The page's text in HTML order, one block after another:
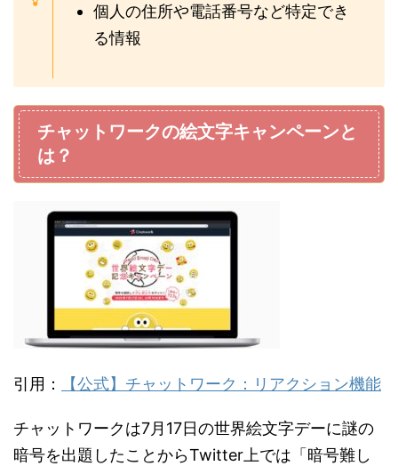
個人の住所や電話番号など特定でき
る情報
チャットワークの絵文字キャンペーンと
は？
引用： 【公式】チャットワーク：リアクション機能
チャットワークは7月17日の世界絵文字デーに謎の
暗号を出題したことからTwitter上では「暗号難し